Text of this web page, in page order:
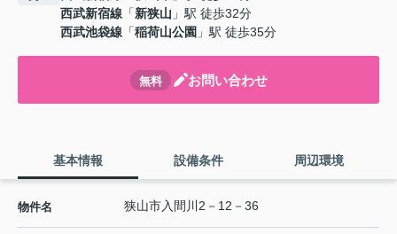
西武新宿線 「新狭山 」駅 徒歩32分
西武池袋線 「稲荷山公園 」駅 徒歩35分
無料 お問い合わせ
基本情報 設備条件 周辺環境
物件名 狭山市入間川2－12－36